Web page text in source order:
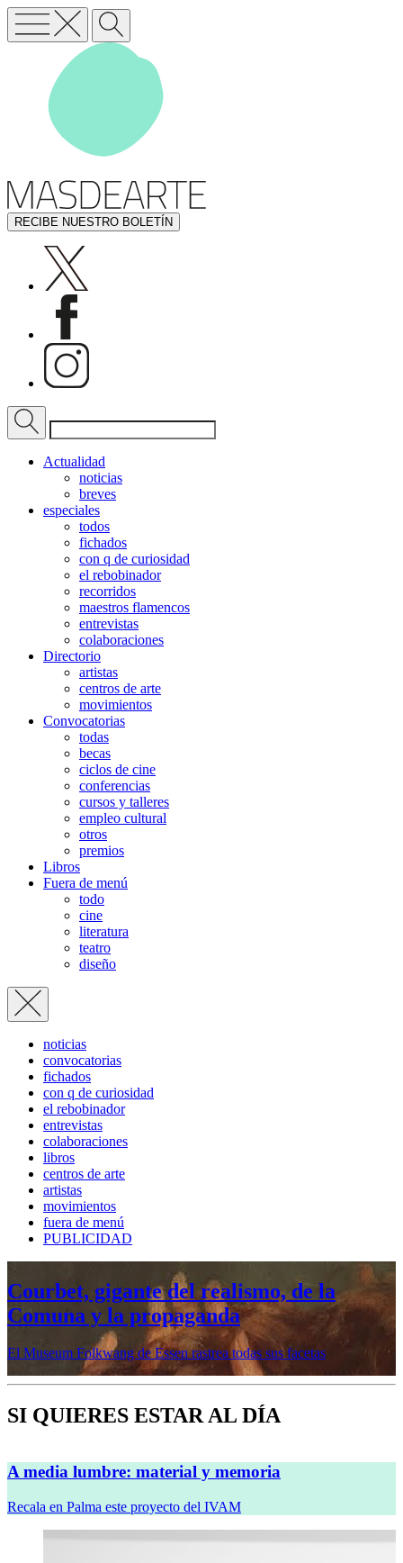
RECIBE NUESTRO BOLETÍN
Actualidad
noticias
breves
especiales
todos
fichados
con q de curiosidad
el rebobinador
recorridos
maestros flamencos
entrevistas
colaboraciones
Directorio
artistas
centros de arte
movimientos
Convocatorias
todas
becas
ciclos de cine
conferencias
cursos y talleres
empleo cultural
otros
premios
Libros
Fuera de menú
todo
cine
literatura
teatro
diseño
noticias
convocatorias
fichados
con q de curiosidad
el rebobinador
entrevistas
colaboraciones
libros
centros de arte
artistas
movimientos
fuera de menú
PUBLICIDAD
Mujeres prerrafaelitas, psiquiatría en la
vanguardia, Minor White o Dana
Lixenberg, en otoño en la Fundación
MAPFRE
Veremos cinco muestras en sus sedes de Madrid y Barcelona
SI QUIERES ESTAR AL DÍA
A media lumbre: material y memoria